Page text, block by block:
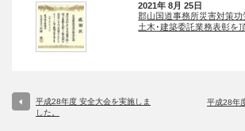
2021年 8月 25日
郡山国道事務所災害対策功
土木･建築委託業務表彰を
平成28年度 安全大会を実施しま
した。
平成28年